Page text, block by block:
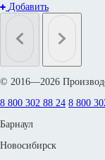
Добавить
© 2016—2026
8 800 302 88 24 8 800
Барнаул
Новосибирск